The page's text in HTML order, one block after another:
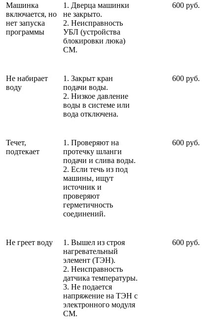
Машинка
включается, но
нет запуска
программы
1. Дверца машинки
не закрыто.
2. Неисправность
УБЛ (устройства
блокировки люка)
СМ.
600 руб.
Не набирает
воду
1. Закрыт кран
подачи воды.
2. Низкое давление
воды в системе или
вода отключена.
600 руб.
Течет,
подтекает
1. Проверяют на
протечку шланги
подачи и слива воды.
2. Если течь из под
машины, ищут
источник и
проверяют
герметичность
соединений.
600 руб.
Не греет воду
1. Вышел из строя
нагревательный
элемент (ТЭН).
2. Неисправность
датчика температуры.
3. Не подается
напряжение на ТЭН с
электронного модуля
СМ.
600 руб.